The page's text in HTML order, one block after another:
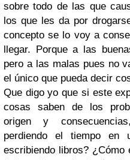
sobre todo de las que
los que les da por
concepto se lo voy a
llegar. Porque a las
pero a las malas pues no
el único que pueda decir
Que digo yo que si este
cosas saben de los
origen y
perdiendo el tiempo
escribiendo libros?